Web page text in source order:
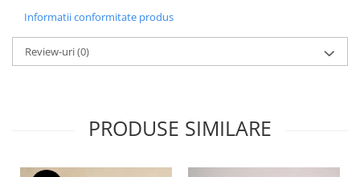
Informatii conformitate produs
Review-uri(0)
PRODUSE SIMILARE